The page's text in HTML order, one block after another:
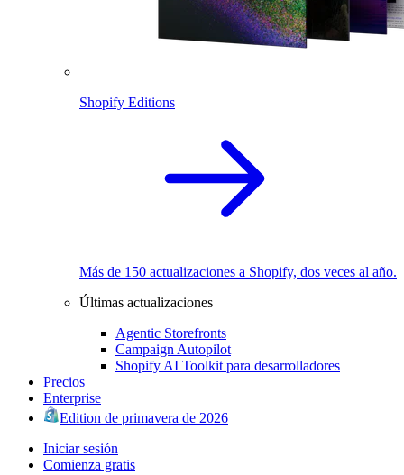
Shopify Editions
Más de 150 actualizaciones a Shopify, dos veces al año.
Últimas actualizaciones
Agentic Storefronts
Campaign Autopilot
Shopify AI Toolkit para desarrolladores
Precios
Enterprise
Edition de primavera de 2026
Iniciar sesión
Comienza gratis